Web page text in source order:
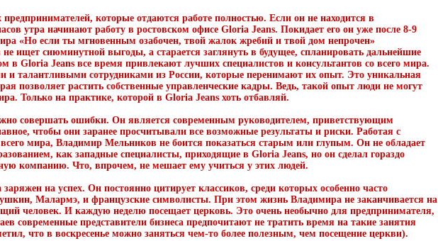
которые отдаются работе полностью. Если он не находится в
утра начинают работу в ростовском офисе Gloria Jeans. Покидает его он уже после 8-9
«Но если ты мгновенным озабочен, твой жалок жребий и твой дом непрочен»
ищет сиюминутной выгоды, а старается заглянуть в будущее, спланировать дальнейшие
в Gloria Jeans все время привлекают лучших специалистов и консультантов со всего мира.
и талантливыми сотрудниками из России, которые перенимают их опыт. Это уникальная
позволяет растить собственные управленческие кадры. Ведь, такой опыт люди не могут
Только на практике, которой в Gloria Jeans хоть отбавляй.
совершать ошибки. Он является современным руководителем, приветствующим
чтобы они заранее просчитывали все возможные результаты и риски. Работая с
мира, Владимир Мельников не боится показаться старым или глупым. Он не обладает
как западные специалисты, приходящие в Gloria Jeans, но он сделал гораздо
компанию. Что, впрочем, не мешает ему учиться у этих людей.
на успех. Он постоянно цитирует классиков, среди которых особенно часто
Малармэ, и французские символисты. При этом жизнь Владимира не заканчивается на
человек. И каждую неделю посещает церковь. Это очень необычно для предпринимателя,
современные представители бизнеса предпочитают не тратить время на такие занятия
что в воскресенье можно заняться чем-то более полезным, чем посещение церкви).